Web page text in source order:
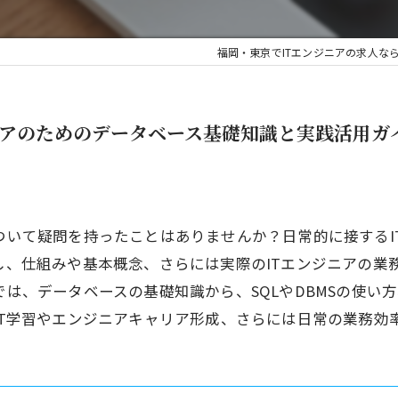
福岡・東京でITエンジニアの求人な
のためのデータベース基礎知識と実践活用ガ
いて疑問を持ったことはありませんか？日常的に接す
、仕組みや基本概念、さらには実際のITエンジニアの
は、データベースの基礎知識から、SQLやDBMSの使
学習やエンジニアキャリア形成、さらには日常の業務効